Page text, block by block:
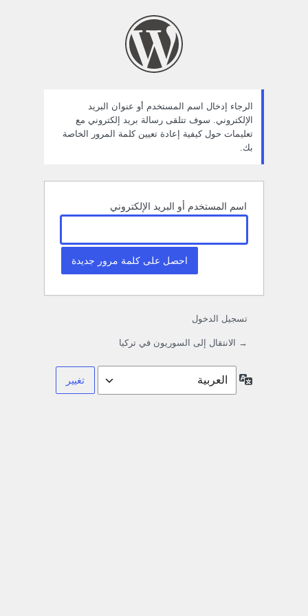
الرجاء إدخال اسم المستخدم أو عنوان البريد
الإلكتروني. سوف تتلقى رسالة بريد إلكتروني مع
تعليمات حول كيفية إعادة تعيين كلمة المرور الخاصة
بك.
اسم المستخدم أو البريد الإلكتروني
تسجيل الدخول
→ الانتقال إلى السوريون في تركيا
اللغة